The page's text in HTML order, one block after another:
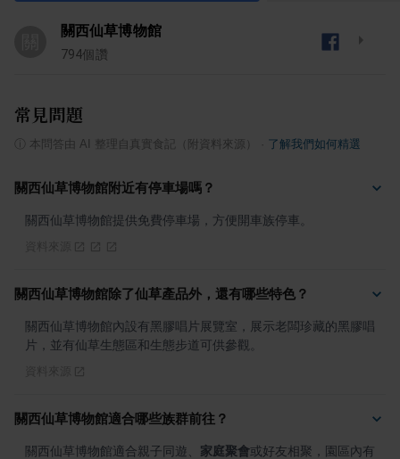
關西仙草博物館
794個讚
常見問題
本問答由 AI 整理自真實食記（附資料來源） 了解我們如何精選
關西仙草博物館附近有停車場嗎？
關西仙草博物館提供免費停車場，方便開車族停車。
關西仙草博物館除了仙草產品外，還有哪些特色？
關西仙草博物館內設有黑膠唱片展覽室，展示老闆珍藏的黑膠唱
片，並有仙草生態區和生態步道可供參觀。
關西仙草博物館適合哪些族群前往？
關西仙草博物館適合親子同遊、 家庭聚會或好友相聚，園區內有